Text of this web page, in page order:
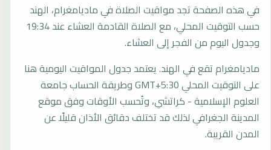
في هذه الصفحة تجد مواقيت الصلاة في ماديامغرام، الهند
حسب التوقيت المحلي، مع الصلاة القادمة العشاء عند 19:34
وجدول اليوم من الفجر إلى العشاء.
ماديامغرام تقع في الهند. يعتمد جدول المواقيت اليومية هنا
على التوقيت المحلي GMT+5:30 وطريقة الحساب جامعة
العلوم الإسلامية - كراتشي، وتُحسب الأوقات وفق موقع
المدينة الجغرافي لذلك قد تختلف دقائق الأذان قليلًا عن
المدن القريبة.